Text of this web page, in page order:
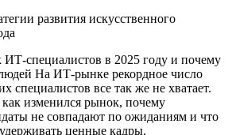
специалистов в 2025 году и почему
людей На ИТ-рынке рекордное число
специалистов все так же не хватает.
как изменился рынок, почему
не совпадают по ожиданиям и что
ценные кадры.